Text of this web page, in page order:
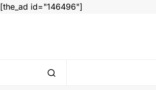
[the_ad id="146496"]